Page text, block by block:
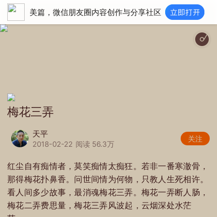
美篇，微信朋友圈内容创作与分享社区
梅花三弄
天平
2018-02-22 阅读 56.3万
关注
红尘自有痴情者，莫笑痴情太痴狂。若非一番寒澈骨，
那得梅花扑鼻香。问世间情为何物，只教人生死相许。
看人间多少故事，最消魂梅花三弄。梅花一弄断人肠，
梅花二弄费思量，梅花三弄风波起，云烟深处水茫
三弄|姜育恒|http://imgcache.qq.com/music/photo/album_300/29/